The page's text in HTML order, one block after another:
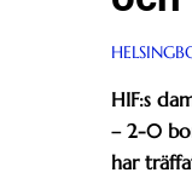
HIF:s
– 2-0
har